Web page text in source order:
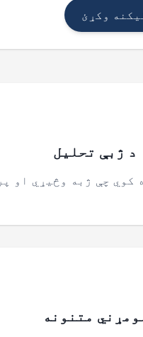
وکړئ
د ژبې تحلیل
کوي چې ژبه وڅیړي او
متنونه